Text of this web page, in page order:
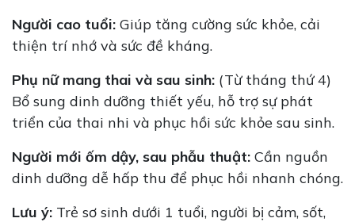
Người cao tuổi: Giúp tăng cường sức khỏe, cải
thiện trí nhớ và sức đề kháng.
Phụ nữ mang thai và sau sinh: (Từ tháng thứ 4)
Bổ sung dinh dưỡng thiết yếu, hỗ trợ sự phát
triển của thai nhi và phục hồi sức khỏe sau sinh.
Người mới ốm dậy, sau phẫu thuật: Cần nguồn
dinh dưỡng dễ hấp thu để phục hồi nhanh chóng.
Lưu ý: Trẻ sơ sinh dưới 1 tuổi, người bị cảm, sốt,